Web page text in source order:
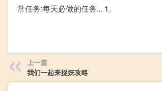
常任务:每天必做的任务... 1。
上一篇
我们一起来捉妖攻略